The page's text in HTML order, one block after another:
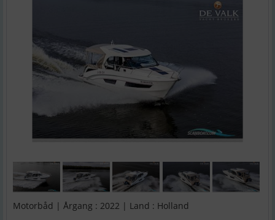
Motorbåd | Årgang : 2022 | Land : Holland